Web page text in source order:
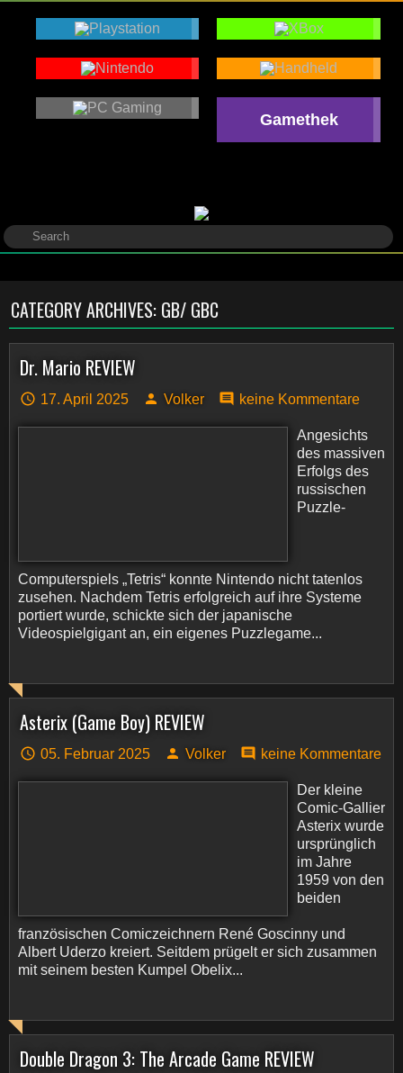
Gamethek
CATEGORY ARCHIVES: GB/ GBC
Dr. Mario REVIEW
17. April 2025 Volker keine Kommentare
Angesichts
des massiven
Erfolgs des
russischen
Puzzle-
Computerspiels „Tetris“ konnte Nintendo nicht tatenlos
zusehen. Nachdem Tetris erfolgreich auf ihre Systeme
portiert wurde, schickte sich der japanische
Videospielgigant an, ein eigenes Puzzlegame...
Asterix (Game Boy) REVIEW
05. Februar 2025 Volker keine Kommentare
Der kleine
Comic-Gallier
Asterix wurde
ursprünglich
im Jahre
1959 von den
beiden
französischen Comiczeichnern René Goscinny und
Albert Uderzo kreiert. Seitdem prügelt er sich zusammen
mit seinem besten Kumpel Obelix...
Double Dragon 3: The Arcade Game REVIEW